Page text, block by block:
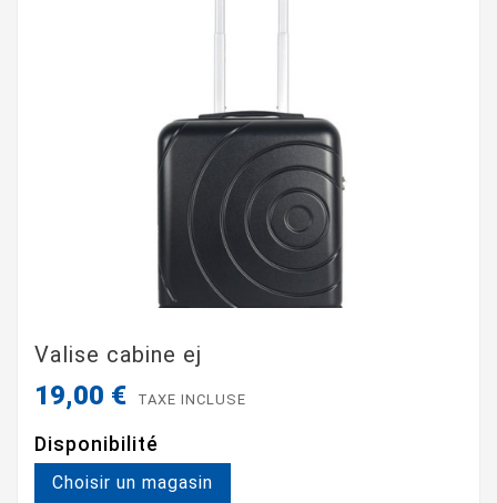
Valise cabine ej
19,00 € TAXE INCLUSE
Disponibilité
Choisir un magasin